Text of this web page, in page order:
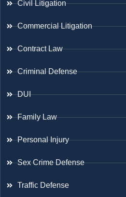
Civil Litigation
Commercial Litigation
Contract Law
Criminal Defense
DUI
Family Law
Personal Injury
Sex Crime Defense
Traffic Defense